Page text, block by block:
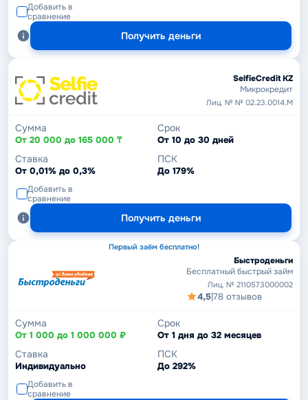
Добавить в
сравнение
Получить деньги
SelfieCredit KZ
Микрокредит
Лиц. № № 02.23.0014.М
Сумма
От 20 000 до 165 000 ₸
Срок
От 10 до 30 дней
Ставка
От 0,01% до 0,3%
ПСК
До 179%
Добавить в
сравнение
Получить деньги
Первый заём бесплатно!
Быстроденьги
Бесплатный быстрый займ
Лиц. № 2110573000002
4,5|78 отзывов
Сумма
От 1 000 до 1 000 000 ₽
Срок
От 1 дня до 32 месяцев
Ставка
Индивидуально
ПСК
До 292%
Добавить в
сравнение